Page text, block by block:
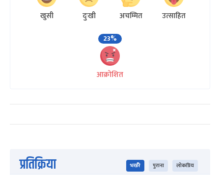
खुसी दुःखी अचम्मित
उत्साहित
23%
आक्रोशित
प्रतिक्रिया भर्खरै पुराना लोकप्रिय